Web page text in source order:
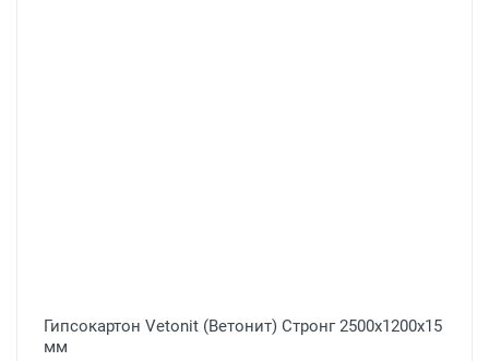
Гипсокартон Vetonit (Ветонит) Стронг 2500х1200х15
мм